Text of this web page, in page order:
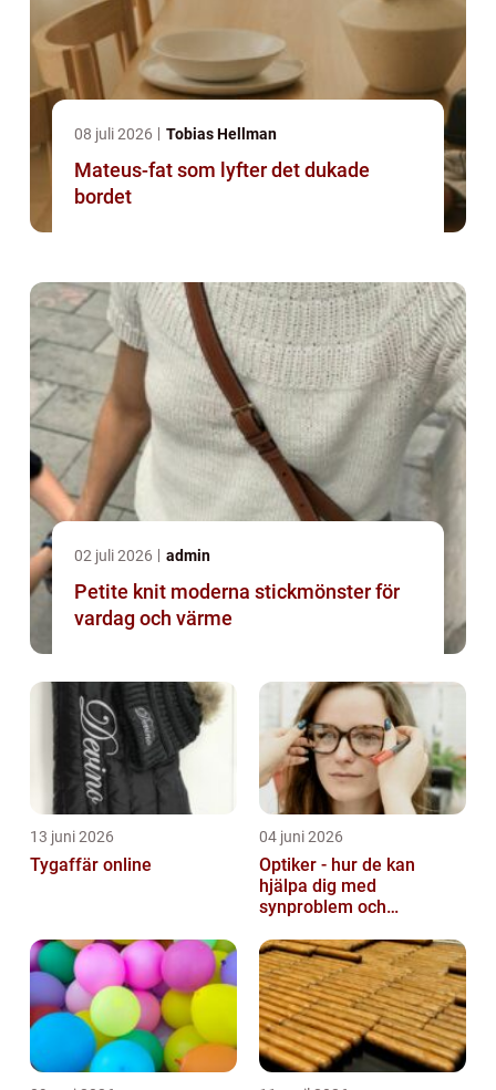
08 juli 2026 Tobias Hellman
Mateus-fat som lyfter det dukade
bordet
02 juli 2026 admin
Petite knit moderna stickmönster för
vardag och värme
13 juni 2026
Tygaffär online
04 juni 2026
Optiker - hur de kan
hjälpa dig med
synproblem och